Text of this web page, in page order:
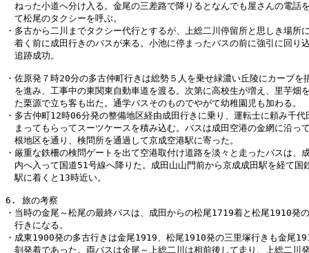
ねった小道へ分け入る。金尾の三差路で降りるとなんでも屋さんの電話
て松尾のタクシーを呼ぶ。
・多古から二川までタクシー代行とするが、上総二川停留所と思しき場所
着く前に成田行きのバスが来る。小池に停まったバスの前に強引に回り
追跡成功。
・佐原発７時20分の多古仲町行きは総勢５人を乗せ緑濃い丘陵にカーブを
を進み、工事中の東関東自動車道を渡る。次第に高校生が増え、里芋畑
た栗源で立ち客も出た。通学バスそのものでやがて幼稚園児も加わる。
・多古仲町12時06分発の整備地区経由成田行きに乗り、運転士に頼み千代
まってもらってスーツケースを積み込む。バスは成田空港の金網に沿っ
根地区を通り、検問所を通過して京成空港駅に寄った。
・厳重な鉄柵の検問ゲートを出て空港取付け道路を淡々と走ったバスは、
内へ入って国道51号線へ降りた。成田山山門前から京成成田駅を経て国
駅に着くと13時近い。
6. 旅の考察
・当時の金尾～松尾の最終バスは、成田からの松尾1719着と松尾1910発
行きになる。
・成東1900発の多古行きは金尾1919、松尾1910発の三里塚行きも金尾
刻発着であった。両バスは金尾～上総二川は相前後して走り、上総二川